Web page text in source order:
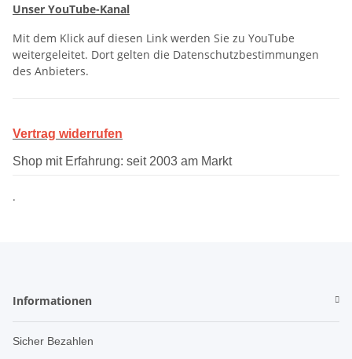
Unser YouTube-Kanal
Mit dem Klick auf diesen Link werden Sie zu YouTube
weitergeleitet. Dort gelten die Datenschutzbestimmungen
des Anbieters.
Vertrag widerrufen
Shop mit Erfahrung: seit 2003 am Markt
.
Informationen
Sicher Bezahlen